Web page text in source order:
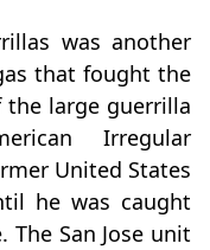
was another
that fought the
the large guerrilla
Irregular
United States
he was caught
The San Jose unit